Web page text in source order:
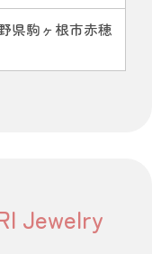
県駒ヶ根市赤穂
Jewelry